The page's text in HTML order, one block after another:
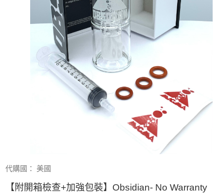
代購國： 美國
【附開箱檢查+加強包裝】Obsidian- No Warranty